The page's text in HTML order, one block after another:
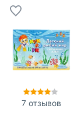
7 отзывов